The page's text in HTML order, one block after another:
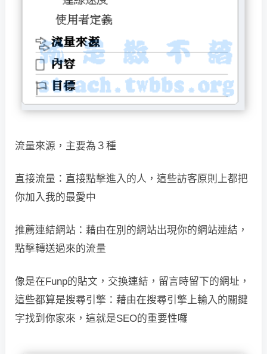
流量來源，主要為３種
直接流量：直接點擊進入的人，這些訪客原則上都把
你加入我的最愛中
推薦連結網站：藉由在別的網站出現你的網站連結，
點擊轉送過來的流量
像是在Funp的貼文，交換連結，留言時留下的網址，
這些都算是搜尋引擎：藉由在搜尋引擎上輸入的關鍵
字找到你家來，這就是SEO的重要性囉